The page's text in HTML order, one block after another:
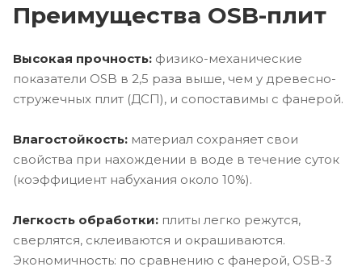
Преимущества OSB-плит
Высокая прочность: физико-механические
показатели OSB в 2,5 раза выше, чем у древесно-
стружечных плит (ДСП), и сопоставимы с фанерой.
Влагостойкость: материал сохраняет свои
свойства при нахождении в воде в течение суток
(коэффициент набухания около 10%).
Легкость обработки: плиты легко режутся,
сверлятся, склеиваются и окрашиваются.
Экономичность: по сравнению с фанерой, OSB-3